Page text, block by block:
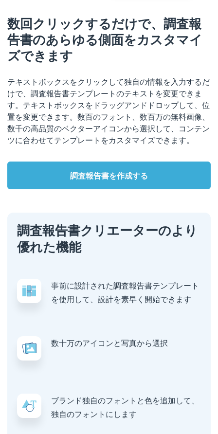
数回クリックするだけで、調査報
告書のあらゆる側面をカスタマイ
ズできます
テキストボックスをクリックして独自の情報を入力するだ
けで、調査報告書テンプレートのテキストを変更できま
す。テキストボックスをドラッグアンドドロップして、位
置を変更できます。数百のフォント、数百万の無料画像、
数千の高品質のベクターアイコンから選択して、コンテン
ツに合わせてテンプレートをカスタマイズできます。
調査報告書を作成する
調査報告書クリエーターのより
優れた機能
事前に設計された調査報告書テンプレート
を使用して、設計を素早く開始できます
数十万のアイコンと写真から選択
ブランド独自のフォントと色を追加して、
独自のフォントにします